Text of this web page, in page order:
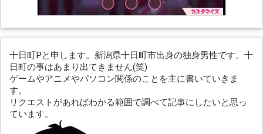
十日町Pと申します。新潟県十日町市出身の独身男性です。十
日町の事はあまり出てきません(笑)
ゲームやアニメやパソコン関係のことを主に書いていきま
す。
リクエストがあればわかる範囲で調べて記事にしたいと思っ
ています。